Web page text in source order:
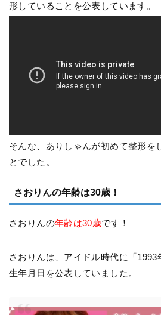
形していることを公表しています。
そんな、ありしゃんが初めて整形を
とでした。
さおりんの年齢は30歳！
さおりんの年齢は30歳です！
さおりんは、アイドル時代に「1993
生年月日を公表していました。